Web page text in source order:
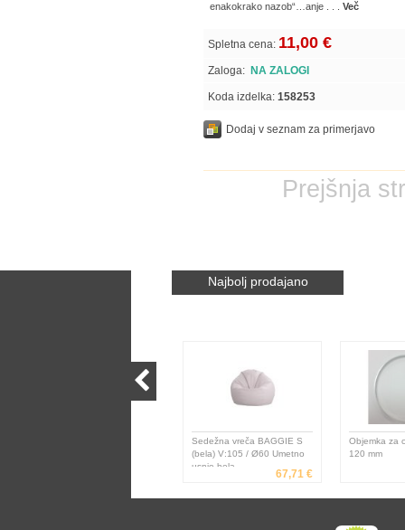
enakokrako nazob“…anje . . . Več
Spletna cena: 11,00 €
Zaloga: NA ZALOGI
Koda izdelka: 158253
Dodaj v seznam za primerjavo
Prejšnja
Najbolj prodajano
Sedežna vreča BAGGIE S
(bela) V:105 / Ø60 Umetno
usnje bela
67,71 €
Objemka za
120 mm